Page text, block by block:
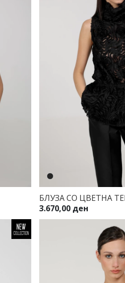
БЛУЗА СО ЦВЕТНА
3.670,00 ден